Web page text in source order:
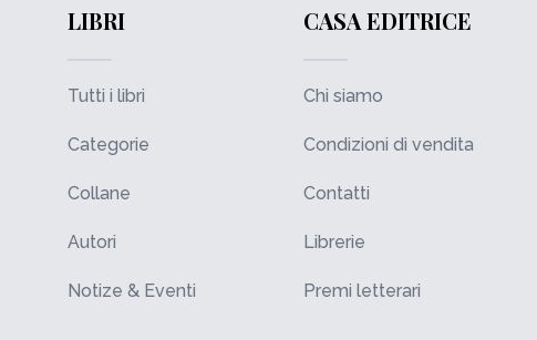
LIBRI
Tutti i libri
Categorie
Collane
Autori
Notize & Eventi
CASA EDITRICE
Chi siamo
Condizioni di vendita
Contatti
Librerie
Premi letterari